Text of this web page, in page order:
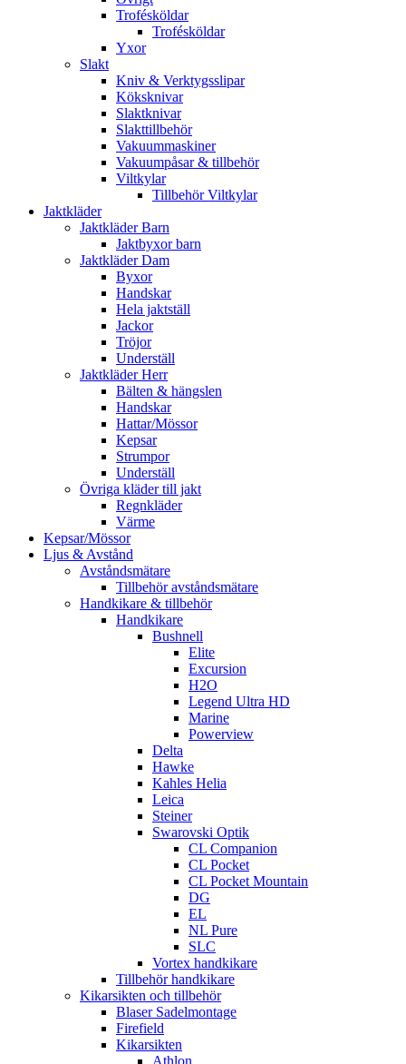
Trofésköldar
Trofésköldar
Yxor
Slakt
Kniv & Verktygsslipar
Köksknivar
Slaktknivar
Slakttillbehör
Vakuummaskiner
Vakuumpåsar & tillbehör
Viltkylar
Tillbehör Viltkylar
Jaktkläder
Jaktkläder Barn
Jaktbyxor barn
Jaktkläder Dam
Byxor
Handskar
Hela jaktställ
Jackor
Tröjor
Underställ
Jaktkläder Herr
Bälten & hängslen
Handskar
Hattar/Mössor
Kepsar
Strumpor
Underställ
Övriga kläder till jakt
Regnkläder
Värme
Kepsar/Mössor
Ljus & Avstånd
Avståndsmätare
Tillbehör avståndsmätare
Handkikare & tillbehör
Handkikare
Bushnell
Elite
Excursion
H2O
Legend Ultra HD
Marine
Powerview
Delta
Hawke
Kahles Helia
Leica
Steiner
Swarovski Optik
CL Companion
CL Pocket
CL Pocket Mountain
DG
EL
NL Pure
SLC
Vortex handkikare
Tillbehör handkikare
Kikarsikten och tillbehör
Blaser Sadelmontage
Firefield
Kikarsikten